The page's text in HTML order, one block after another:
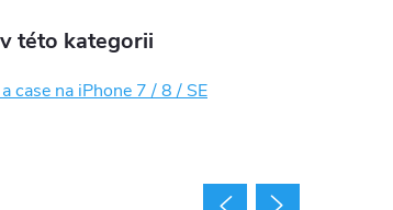
této kategorii
case na iPhone 7 / 8 / SE